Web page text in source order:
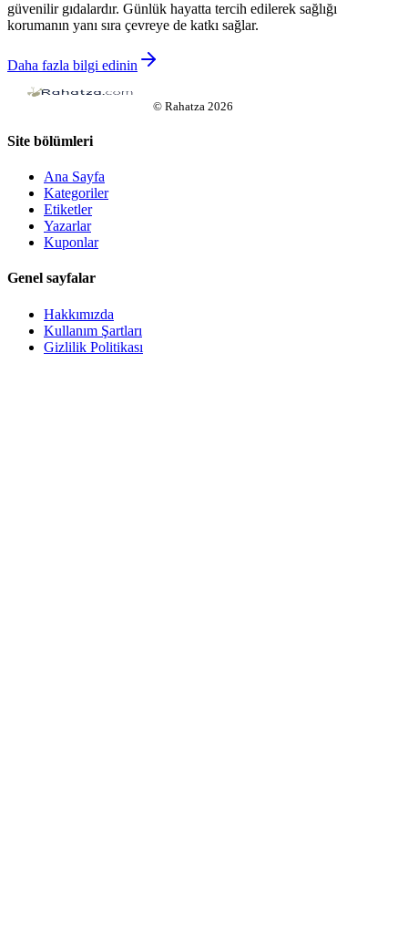
güvenilir gıdalardır. Günlük hayatta tercih edilerek sağlığı
korumanın yanı sıra çevreye de katkı sağlar.
Daha fazla bilgi edinin
© Rahatza 2026
Site bölümleri
Ana Sayfa
Kategoriler
Etiketler
Yazarlar
Kuponlar
Genel sayfalar
Hakkımızda
Kullanım Şartları
Gizlilik Politikası